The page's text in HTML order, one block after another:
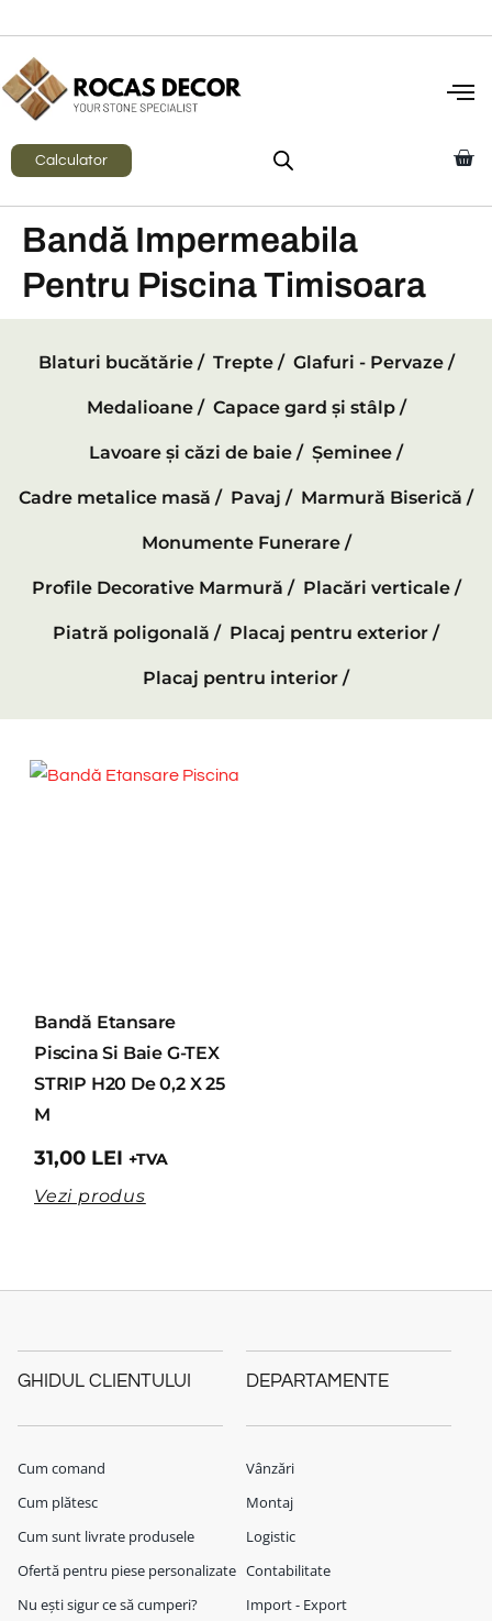
Calculator
Bandă Impermeabila
Pentru Piscina Timisoara
Blaturi bucătărie / Trepte / Glafuri - Pervaze /
Medalioane / Capace gard și stâlp /
Lavoare și căzi de baie / Șeminee /
Cadre metalice masă / Pavaj / Marmură Biserică /
Monumente Funerare /
Profile Decorative Marmură / Placări verticale /
Piatră poligonală / Placaj pentru exterior /
Placaj pentru interior /
Bandă Etansare
Piscina Si Baie G-TEX
STRIP H20 De 0,2 X 25
M
31,00 LEI +TVA
Vezi produs
GHIDUL CLIENTULUI
Cum comand
Cum plătesc
Cum sunt livrate produsele
Ofertă pentru piese personalizate
Nu ești sigur ce să cumperi?
DEPARTAMENTE
Vânzări
Montaj
Logistic
Contabilitate
Import - Export